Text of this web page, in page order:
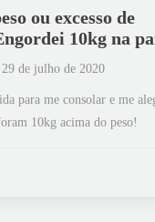
ou excesso de
10kg na
29 de julho de 2020
para me consolar e me
10kg acima do peso!